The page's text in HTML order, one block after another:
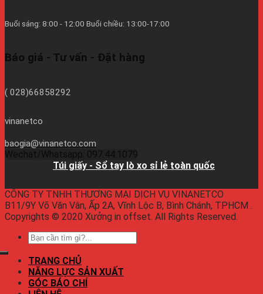
Buổi sáng: 8:00 - 12:00 Buổi chiều: 13:00-17:00
Báo giá - Tư vấn - Đặt hàng
( 028)66858292
vinanetco
baogia@vinanetco.com
Wechat/Whatsapp: 097.44.1079
Túi giấy - Sổ tay lò xo sỉ lẻ toàn quốc
CÔNG TY TNHH THƯƠNG MẠI DỊCH VỤ VINANETCO
B11/9Y Võ Văn Vân, Ấp 2A, Vĩnh Lộc B, Bình Chánh, TPHCM .
Copyrights © 2020 Xưởng in offset. All Rights Reserved.
TRANG CHỦ
NĂNG LỰC SẢN XUẤT
GÓC BÁO CHÍ